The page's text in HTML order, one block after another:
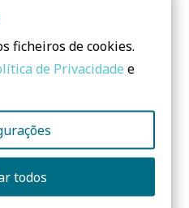
ficheiros de cookies.
de Privacidade e
todos